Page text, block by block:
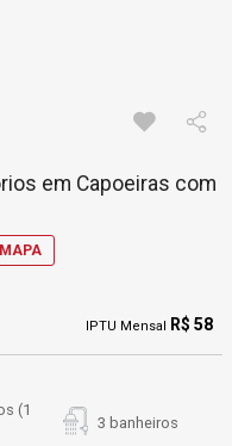
em Capoeiras com
IPTU Mensal R$ 58
(1
3 banheiros